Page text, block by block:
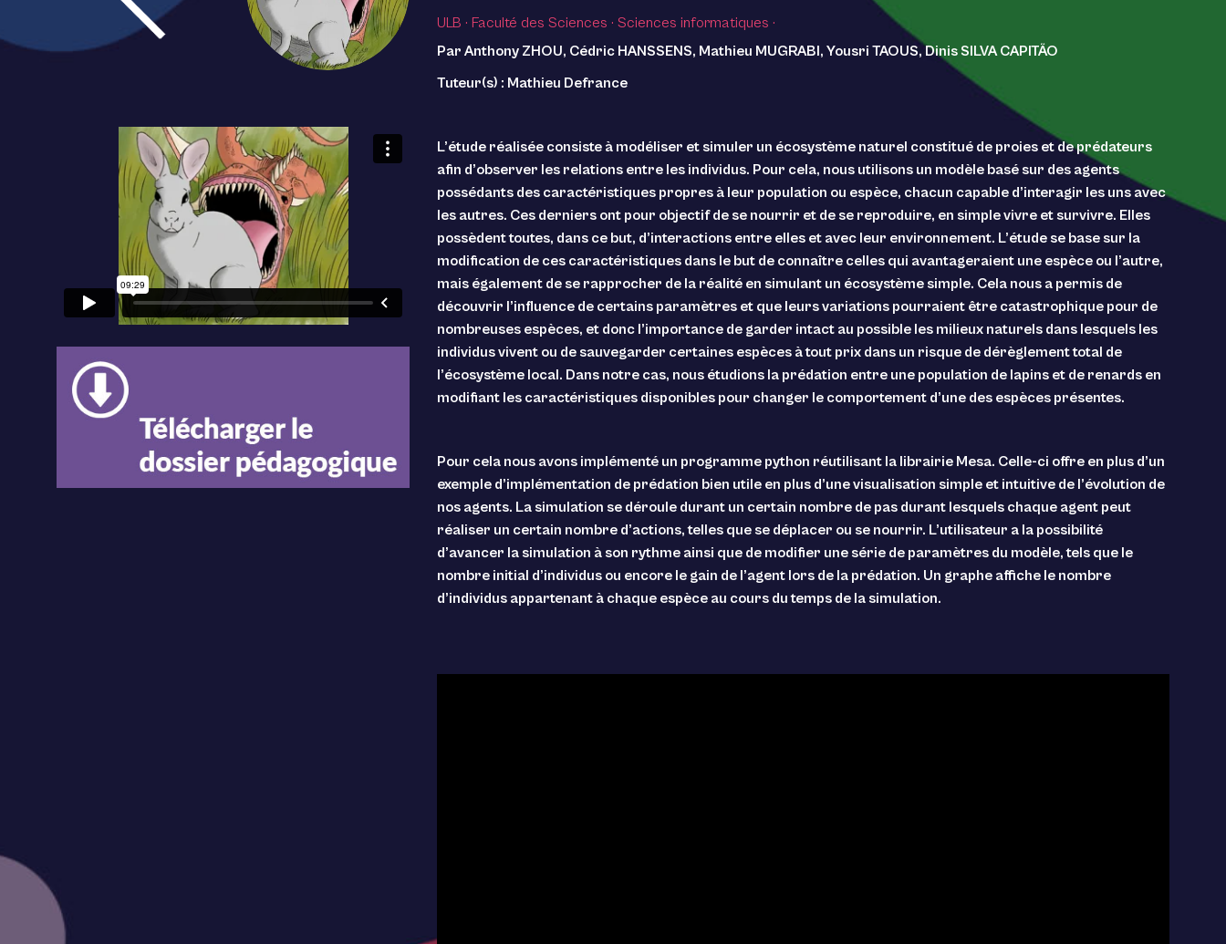
ULB · Faculté des Sciences · Sciences informatiques ·
Par Anthony ZHOU, Cédric HANSSENS, Mathieu MUGRABI, Yousri TAOUS, Dinis SILVA CAPITÃO
Tuteur(s) : Mathieu Defrance
L’étude réalisée consiste à modéliser et simuler un écosystème naturel constitué de proies et de prédateurs
afin d’observer les relations entre les individus. Pour cela, nous utilisons un modèle basé sur des agents
possédants des caractéristiques propres à leur population ou espèce, chacun capable d’interagir les uns avec
les autres. Ces derniers ont pour objectif de se nourrir et de se reproduire, en simple vivre et survivre. Elles
possèdent toutes, dans ce but, d’interactions entre elles et avec leur environnement. L’étude se base sur la
modification de ces caractéristiques dans le but de connaître celles qui avantageraient une espèce ou l’autre,
mais également de se rapprocher de la réalité en simulant un écosystème simple. Cela nous a permis de
découvrir l’influence de certains paramètres et que leurs variations pourraient être catastrophique pour de
nombreuses espèces, et donc l’importance de garder intact au possible les milieux naturels dans lesquels les
individus vivent ou de sauvegarder certaines espèces à tout prix dans un risque de dérèglement total de
l’écosystème local. Dans notre cas, nous étudions la prédation entre une population de lapins et de renards en
modifiant les caractéristiques disponibles pour changer le comportement d’une des espèces présentes.
Pour cela nous avons implémenté un programme python réutilisant la librairie Mesa. Celle-ci offre en plus d’un
exemple d’implémentation de prédation bien utile en plus d’une visualisation simple et intuitive de l’évolution de
nos agents. La simulation se déroule durant un certain nombre de pas durant lesquels chaque agent peut
réaliser un certain nombre d’actions, telles que se déplacer ou se nourrir. L’utilisateur a la possibilité
d’avancer la simulation à son rythme ainsi que de modifier une série de paramètres du modèle, tels que le
nombre initial d’individus ou encore le gain de l’agent lors de la prédation. Un graphe affiche le nombre
d’individus appartenant à chaque espèce au cours du temps de la simulation.